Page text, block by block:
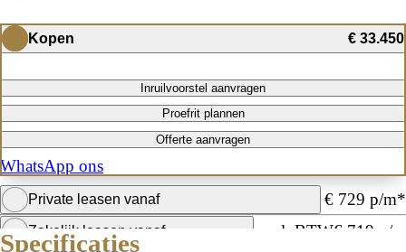
Kopen € 33.450
Inruilvoorstel aanvragen
Proefrit plannen
Offerte aanvragen
WhatsApp ons
Private leasen vanaf € 729 p/m*
Zakelijk leasen vanaf excl. BTW€ 719 p/m
Specificaties